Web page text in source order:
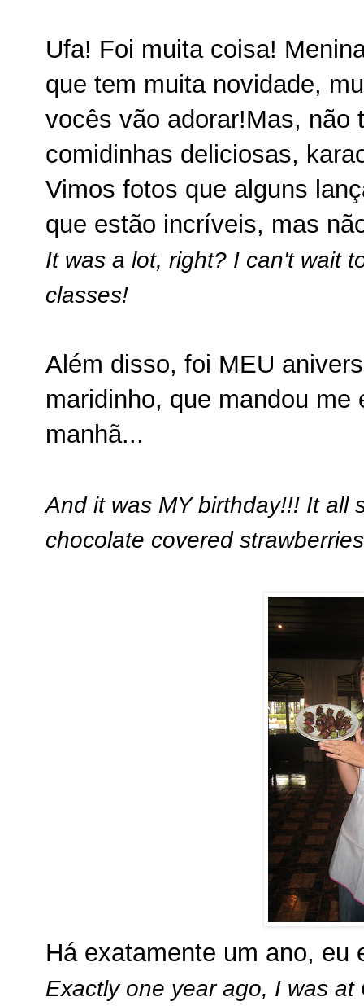
Ufa! Foi muita coisa!
que tem muita novidade,
vocês vão adorar!Mas, não
comidinhas deliciosas,
Vimos fotos que alguns
que estão incríveis, mas
It was a lot, right? I can't wait
classes!
Além disso, foi MEU
maridinho, que mandou
manhã...
And it was MY birthday!!! It all
chocolate covered
Há exatamente um ano, eu
Exactly one year ago, I was at